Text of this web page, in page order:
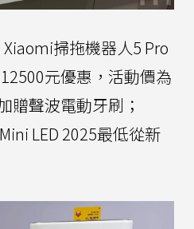
Xiaomi掃拖機器人5 Pro
元優惠，活動價為
贈聲波電動牙刷；
LED 2025最低從新